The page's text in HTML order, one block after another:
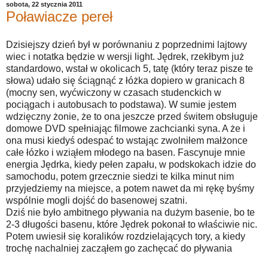
sobota, 22 stycznia 2011
Poławiacze pereł
Dzisiejszy dzień był w porównaniu z poprzednimi lajtowy
wiec i notatka będzie w wersji light. Jędrek, rzekłbym już
standardowo, wstał w okolicach 5, tatę (który teraz pisze te
słowa) udało się ściągnąć z łóżka dopiero w granicach 8
(mocny sen, wyćwiczony w czasach studenckich w
pociągach i autobusach to podstawa). W sumie jestem
wdzięczny żonie, że to ona jeszcze przed świtem obsługuje
domowe DVD spełniając filmowe zachcianki syna. A że i
ona musi kiedyś odespać to wstając zwolniłem małżonce
całe łózko i wziąłem młodego na basen. Fascynuje mnie
energia Jędrka, kiedy pełen zapału, w podskokach idzie do
samochodu, potem grzecznie siedzi te kilka minut nim
przyjedziemy na miejsce, a potem nawet da mi rękę byśmy
wspólnie mogli dojść do basenowej szatni.
Dziś nie było ambitnego pływania na dużym basenie, bo te
2-3 długości basenu, które Jędrek pokonał to właściwie nic.
Potem uwiesił się koralików rozdzielających tory, a kiedy
trochę nachalniej zacząłem go zachęcać do pływania